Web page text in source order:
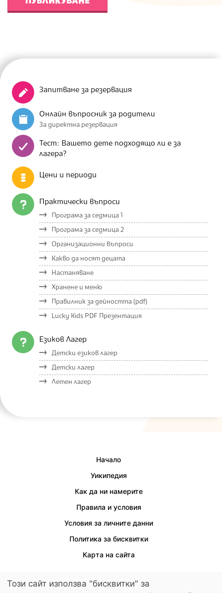
Запитване за резервация
Онлайн въпросник за родители
За директна резервация
Тест: Вашето дете подходящо ли е за
лагера?
Цени и периоди
Практически въпроси
Програма за седмица 1
Програма за седмица 2
Организационни въпроси
Какво да носят децата
Настаняване
Хранене и меню
Правилник за дейността (pdf)
Lucky Kids PDF Презентация
Езиков Лагер
Детски езиков лагер
Детски лагер
Летен лагер
Начало
Уикипедия
Как да ни намерите
Правила и условия
Условия за личните данни
Политика за бисквитки
Карта на сайта
Този сайт използва "бисквитки" за